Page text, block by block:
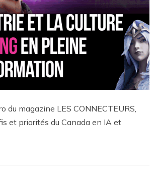
du magazine LES CONNECTEURS,
et priorités du Canada en IA et